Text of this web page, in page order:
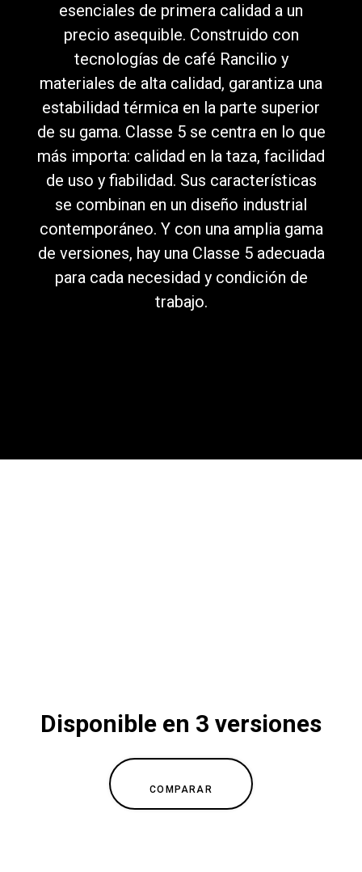
esenciales de primera calidad a un
precio asequible. Construido con
tecnologías de café Rancilio y
materiales de alta calidad, garantiza una
estabilidad térmica en la parte superior
de su gama. Classe 5 se centra en lo que
más importa: calidad en la taza, facilidad
de uso y fiabilidad. Sus características
se combinan en un diseño industrial
contemporáneo. Y con una amplia gama
de versiones, hay una Classe 5 adecuada
para cada necesidad y condición de
trabajo.
Disponible en 3 versiones
COMPARAR
Política de Privacidad